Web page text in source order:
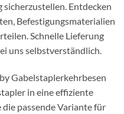
Entdecken
Befestigungsmaterialien
Schnelle Lieferung
uns selbstverständlich.
Gabelstaplerkehrbesen
in eine effiziente
die passende Variante für